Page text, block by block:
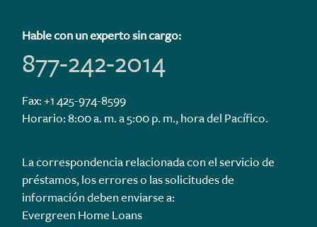
Hable con un experto sin cargo:
877-242-2014
Fax: +1 425-974-8599
Horario: 8:00 a. m. a 5:00 p. m., hora del Pacífico.
La correspondencia relacionada con el servicio de
préstamos, los errores o las solicitudes de
información deben enviarse a:
Evergreen Home Loans